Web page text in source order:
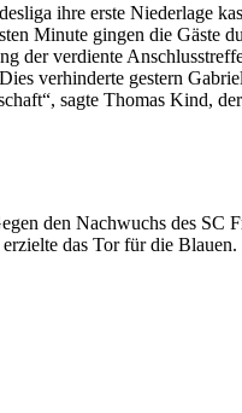
ihre erste Niederlage
Minute gingen die Gäste
der verdiente
verhinderte gestern
sagte Thomas Kind,
den Nachwuchs des SC
das Tor für die